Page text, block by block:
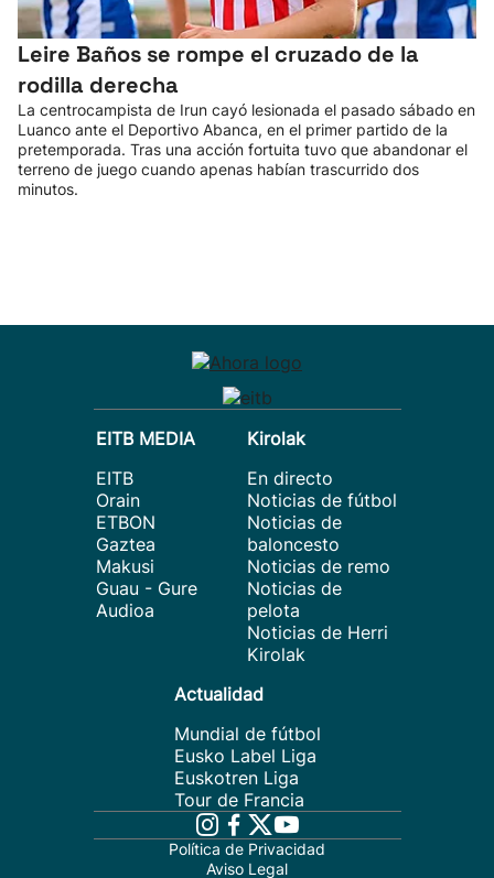
Leire Baños se rompe el cruzado de la
rodilla derecha
La centrocampista de Irun cayó lesionada el pasado sábado en
Luanco ante el Deportivo Abanca, en el primer partido de la
pretemporada. Tras una acción fortuita tuvo que abandonar el
terreno de juego cuando apenas habían trascurrido dos
minutos.
EITB MEDIA
EITB
Orain
ETBON
Gaztea
Makusi
Guau - Gure
Audioa
Kirolak
En directo
Noticias de fútbol
Noticias de
baloncesto
Noticias de remo
Noticias de
pelota
Noticias de Herri
Kirolak
Actualidad
Mundial de fútbol
Eusko Label Liga
Euskotren Liga
Tour de Francia
Política de Privacidad
Aviso Legal